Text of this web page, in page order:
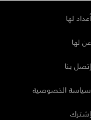
أعداد لها
عن لها
إتصل بنا
سياسة الخصوصية
إشترك